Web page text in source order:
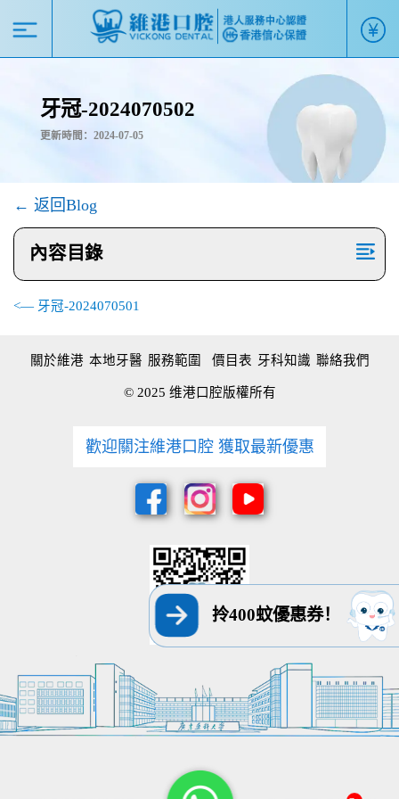
牙冠-2024070502
更新時間：2024-07-05
← 返回Blog
內容目錄
<— 牙冠-2024070501
關於維港 本地牙醫 服務範圍 價目表 牙科知識 聯絡我們
© 2025 维港口腔版權所有
歡迎關注維港口腔 獲取最新優惠
拎400蚊優惠券！